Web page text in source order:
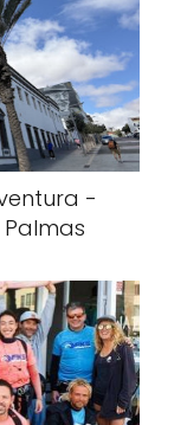
-
Palmas